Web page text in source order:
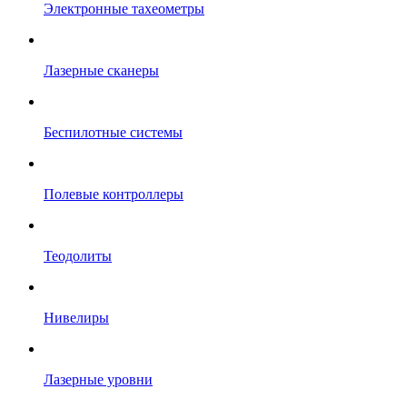
Электронные тахеометры
Лазерные сканеры
Беспилотные системы
Полевые контроллеры
Теодолиты
Нивелиры
Лазерные уровни